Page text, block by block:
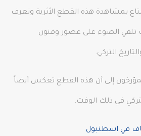
بمشاهدة هذه القطع الأثرية وتعرف
تلقي الضوء على عصور وفنون
التركي.
إلى أن هذه القطع تعكس أيضاً
في ذلك الوقت.
في اسطنبول